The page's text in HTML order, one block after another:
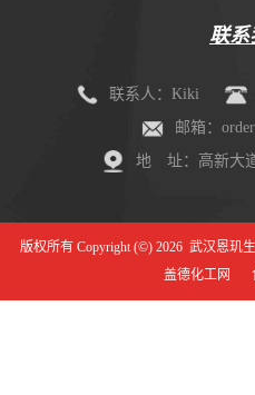
联系
联系人：Kiki
邮箱：
地 址：高新大
版权所有 Copyright (©) 2026 武汉恩玑
盖德化工网